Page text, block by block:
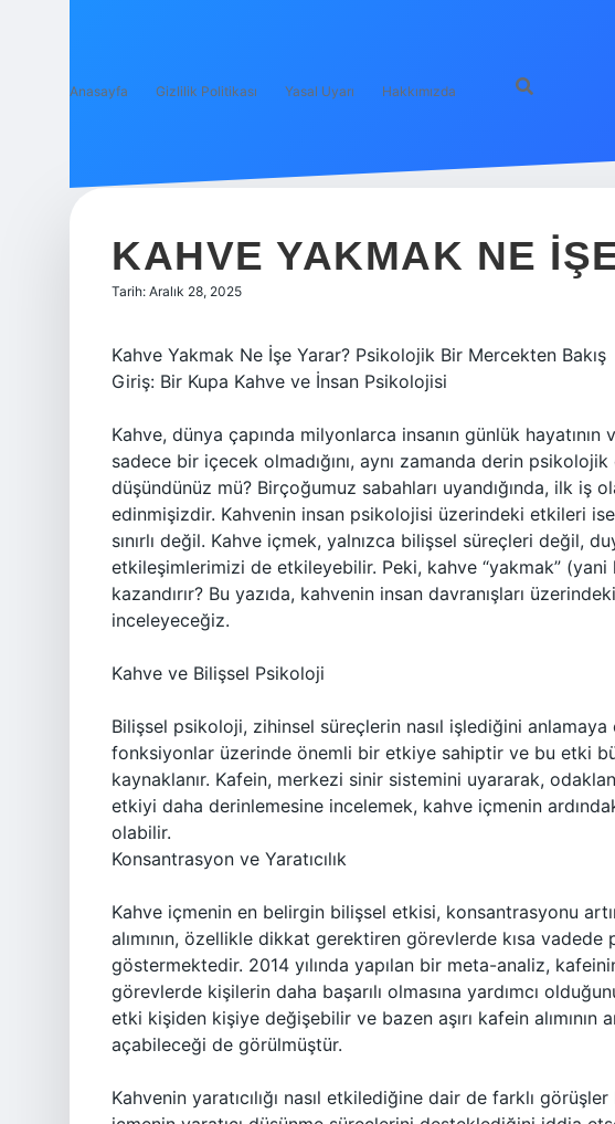
Anasayfa Gizlilik Politikası Yasal Uyarı Hakkımızda
KAHVE YAKMAK NE
Tarih: Aralık 28, 2025
Kahve Yakmak Ne İşe Yarar? Psikolojik Bir Mercekten Bakış
Giriş: Bir Kupa Kahve ve İnsan Psikolojisi
Kahve, dünya çapında milyonlarca insanın günlük
sadece bir içecek olmadığını, aynı zamanda derin
düşündünüz mü? Birçoğumuz sabahları uyandığında, ilk iş
edinmişizdir. Kahvenin insan psikolojisi üzerindeki etkileri ise
sınırlı değil. Kahve içmek, yalnızca bilişsel süreçleri değil,
etkileşimlerimizi de etkileyebilir. Peki, kahve “yakmak”
kazandırır? Bu yazıda, kahvenin insan davranışları
inceleyeceğiz.
Kahve ve Bilişsel Psikoloji
Bilişsel psikoloji, zihinsel süreçlerin nasıl işlediğini anlamaya
fonksiyonlar üzerinde önemli bir etkiye sahiptir ve bu etki
kaynaklanır. Kafein, merkezi sinir sistemini uyararak,
etkiyi daha derinlemesine incelemek, kahve içmenin
olabilir.
Konsantrasyon ve Yaratıcılık
Kahve içmenin en belirgin bilişsel etkisi, konsantrasyonu
alımının, özellikle dikkat gerektiren görevlerde kısa vadede
göstermektedir. 2014 yılında yapılan bir meta-analiz,
görevlerde kişilerin daha başarılı olmasına yardımcı
etki kişiden kişiye değişebilir ve bazen aşırı kafein
açabileceği de görülmüştür.
Kahvenin yaratıcılığı nasıl etkilediğine dair de farklı